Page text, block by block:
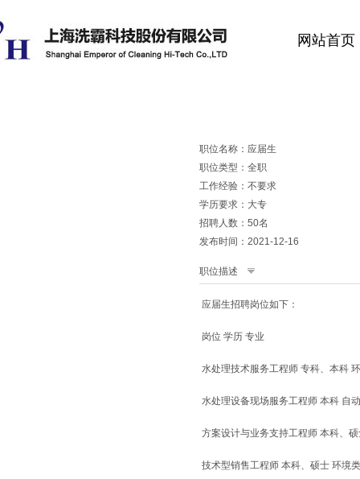
网站首页
职位名称：应届生
职位类型：全职
工作经验：不要求
学历要求：大专
招聘人数：50名
发布时间：2021-12-16
职位描述
应届生招聘岗位如下：
岗位 学历 专业
水处理技术服务工程师 专科、本科
水处理设备现场服务工程师 本科 自
方案设计与业务支持工程师 本科、
技术型销售工程师 本科、硕士 环境